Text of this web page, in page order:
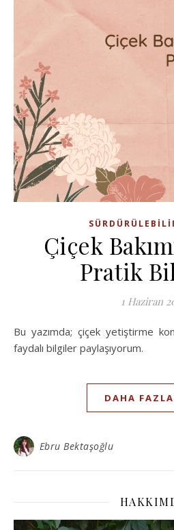
Çiçek
Pratik
1 Haziran
Bu yazımda; çiçek yetiştirme konusunda sizinle pratik ve
faydalı bilgiler paylaşıyorum.
DAHA
Ebru Bektaşoğlu